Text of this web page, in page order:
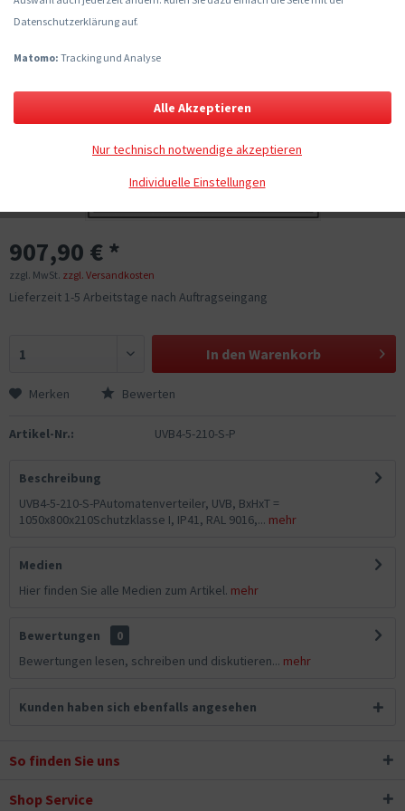
907,90 € *
zzgl. MwSt. zzgl. Versandkosten
Lieferzeit 1-5 Arbeitstage nach Auftragseingang
In den Warenkorb
Merken Bewerten
Artikel-Nr.: UVB4-5-210-S-P
Beschreibung
UVB4-5-210-S-PAutomatenverteiler, UVB, BxHxT =
1050x800x210Schutzklasse I, IP41, RAL 9016,... mehr
Medien
Hier finden Sie alle Medien zum Artikel. mehr
Bewertungen
0
Bewertungen lesen, schreiben und diskutieren... mehr
Kunden haben sich ebenfalls angesehen
So finden Sie uns
Shop Service
Datenschutzerklärung auf.
Matomo: Tracking und Analyse
Individuelle Einstellungen
Nur technisch notwendige akzeptieren
Alle Akzeptieren